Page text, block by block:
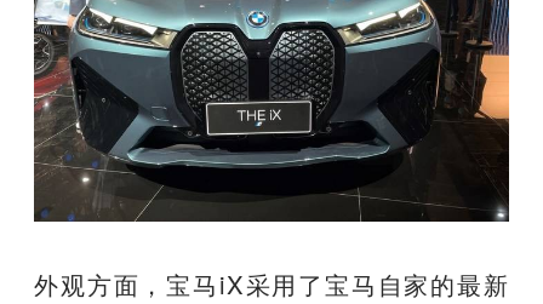
外观方面，宝马iX采用了宝马自家的最新